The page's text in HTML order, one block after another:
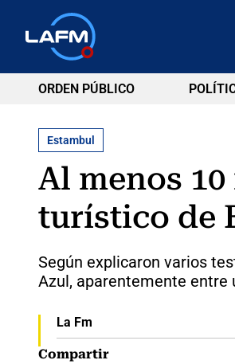
ORDEN PÚBLICO
Estambul
Al menos
turístico de
Según explicaron varios
Azul, aparentemente entre
La Fm
Compartir